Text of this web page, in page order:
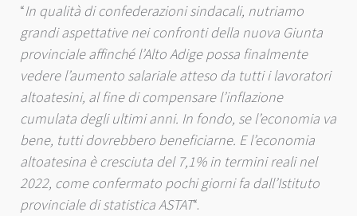
“In qualità di confederazioni sindacali, nutriamo
grandi aspettative nei confronti della nuova Giunta
provinciale affinché l’Alto Adige possa finalmente
vedere l’aumento salariale atteso da tutti i lavoratori
altoatesini, al fine di compensare l’inflazione
cumulata degli ultimi anni. In fondo, se l’economia va
bene, tutti dovrebbero beneficiarne. E l’economia
altoatesina è cresciuta del 7,1% in termini reali nel
2022, come confermato pochi giorni fa dall’Istituto
provinciale di statistica ASTAT“.